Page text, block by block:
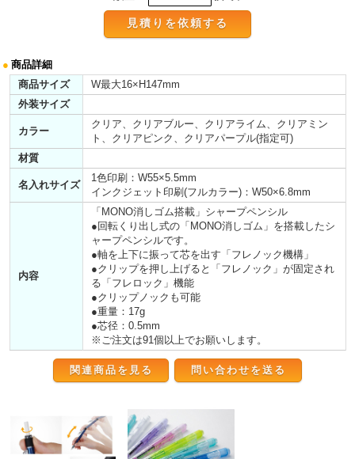
● 商品詳細
商品サイズ
W最大16×H147mm
外装サイズ
カラー
クリア、クリアブルー、クリアライム、クリアミン
ト、クリアピンク、クリアパープル(指定可)
材質
名入れサイズ
1色印刷：W55×5.5mm
インクジェット印刷(フルカラー)：W50×6.8mm
内容
「MONO消しゴム搭載」シャープペンシル
●回転くり出し式の「MONO消しゴム」を搭載したシ
ャープペンシルです。
●軸を上下に振って芯を出す「フレノック機構」
●クリップを押し上げると「フレノック」が固定され
る「フレロック」機能
●クリップノックも可能
●重量：17g
●芯径：0.5mm
※ご注文は91個以上でお願いします。
関連商品を見る